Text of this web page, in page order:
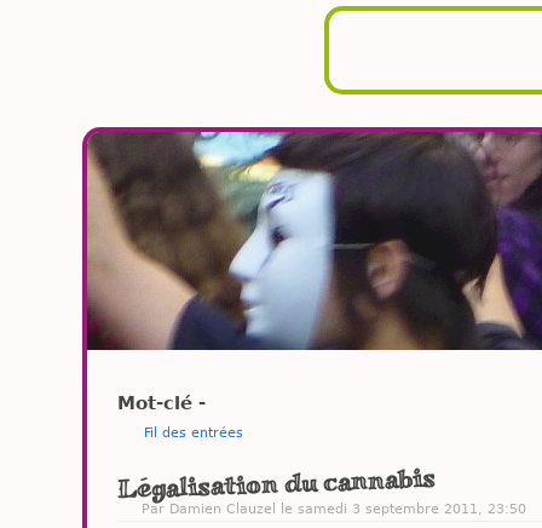
Mot-clé -
Fil des entrées
Légalisation du cannabis
Par Damien Clauzel le samedi 3 septembre 2011, 23:50